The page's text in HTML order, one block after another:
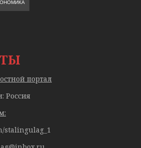
портал
Россия
stalingulag_1